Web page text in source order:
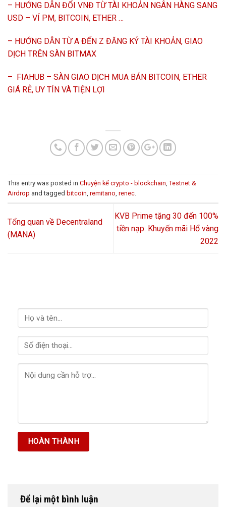
– HƯỚNG DẪN ĐỔI VNĐ TỪ TÀI KHOẢN NGÂN HÀNG SANG
USD – VÍ PM, BITCOIN, ETHER …
– HƯỚNG DẪN TỪ A ĐẾN Z ĐĂNG KÝ TÀI KHOẢN, GIAO
DỊCH TRÊN SÀN BITMAX
– FIAHUB – SÀN GIAO DỊCH MUA BÁN BITCOIN, ETHER
GIÁ RẺ, UY TÍN VÀ TIỆN LỢI
This entry was posted in Chuyện kể crypto - blockchain, Testnet &
Airdrop and tagged bitcoin, remitano, renec.
Tổng quan về Decentraland
(MANA)
KVB Prime tặng 30 đến 100%
tiền nạp: Khuyến mãi Hổ vàng
2022
Để lại một bình luận